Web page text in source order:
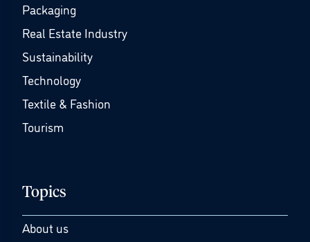
Packaging
Real Estate Industry
Sustainability
Technology
Textile & Fashion
Tourism
Topics
About us